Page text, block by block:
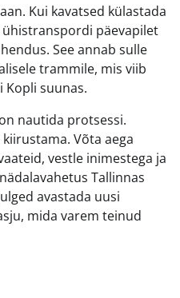
Kui kavatsed külastada
päevapilet
See annab sulle
trammile, mis viib
Kopli suunas.
nautida protsessi.
Võta aega
vestle inimestega ja
Tallinnas
avastada uusi
mida varem teinud